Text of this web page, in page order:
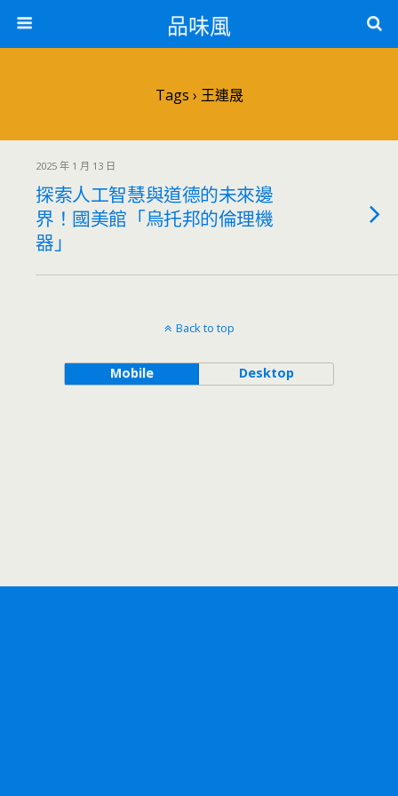
品味風
Tags › 王連晟
2025 年 1 月 13 日
探索人工智慧與道德的未來邊
界！國美館「烏托邦的倫理機
器」
Back to top
Mobile Desktop